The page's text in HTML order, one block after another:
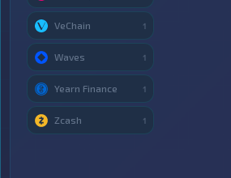
VeChain 1
Waves 1
Yearn Finance 1
Zcash 1